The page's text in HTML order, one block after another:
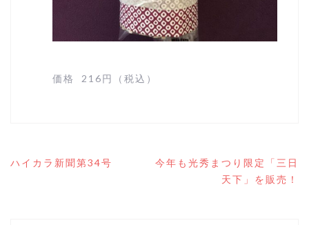
価格 216円（税込）
投
ハイカラ新聞第34号
今年も光秀まつり限定「三日
天下」を販売！